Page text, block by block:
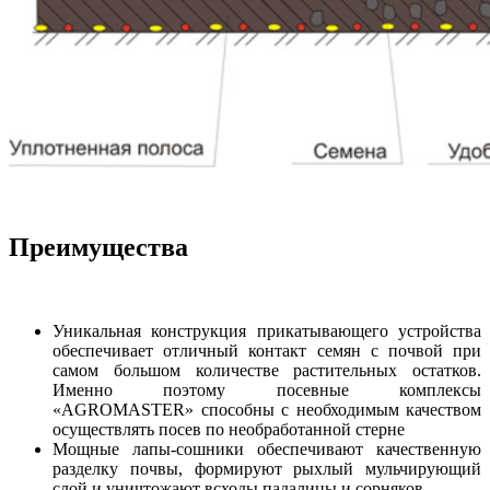
Преимущества
Уникальная конструкция прикатывающего устройства
обеспечивает отличный контакт семян с почвой при
самом большом количестве растительных остатков.
Именно поэтому посевные комплексы
«АGROMASTER» способны с необходимым качеством
осуществлять посев по необработанной стерне
Мощные лапы-сошники обеспечивают качественную
разделку почвы, формируют рыхлый мульчирующий